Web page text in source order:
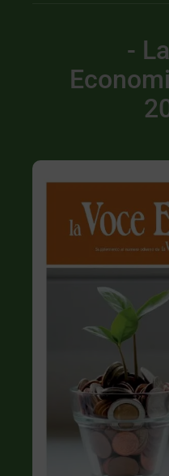
-